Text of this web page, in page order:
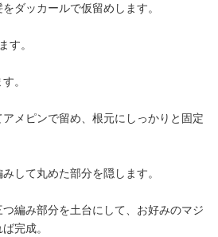
ダッカールで仮留めします。
す。
。
メピンで留め、根元にしっかりと固定
して丸めた部分を隠します。
編み部分を土台にして、お好みのマジ
完成。